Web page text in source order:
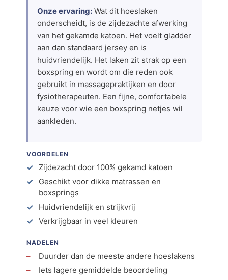
Onze ervaring: Wat dit hoeslaken
onderscheidt, is de zijdezachte afwerking
van het gekamde katoen. Het voelt gladder
aan dan standaard jersey en is
huidvriendelijk. Het laken zit strak op een
boxspring en wordt om die reden ook
gebruikt in massagepraktijken en door
fysiotherapeuten. Een fijne, comfortabele
keuze voor wie een boxspring netjes wil
aankleden.
VOORDELEN
Zijdezacht door 100% gekamd katoen
Geschikt voor dikke matrassen en
boxsprings
Huidvriendelijk en strijkvrij
Verkrijgbaar in veel kleuren
NADELEN
Duurder dan de meeste andere hoeslakens
Iets lagere gemiddelde beoordeling